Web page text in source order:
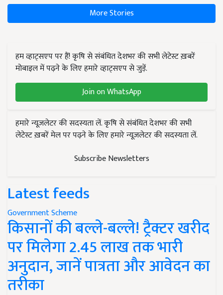
More Stories
हम व्हाट्सएप पर हैं! कृषि से संबंधित देशभर की सभी लेटेस्ट ख़बरें
मोबाइल में पढ़ने के लिए हमारे व्हाट्सएप से जुड़ें.
Join on WhatsApp
हमारे न्यूज़लेटर की सदस्यता लें. कृषि से संबंधित देशभर की सभी
लेटेस्ट ख़बरें मेल पर पढ़ने के लिए हमारे न्यूज़लेटर की सदस्यता लें.
Subscribe Newsletters
Latest feeds
Government Scheme
किसानों की बल्ले-बल्ले! ट्रैक्टर खरीद
पर मिलेगा 2.45 लाख तक भारी
अनुदान, जानें पात्रता और आवेदन का
तरीका